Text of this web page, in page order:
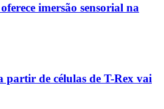
imersão sensorial na
partir de células de T-Rex vai